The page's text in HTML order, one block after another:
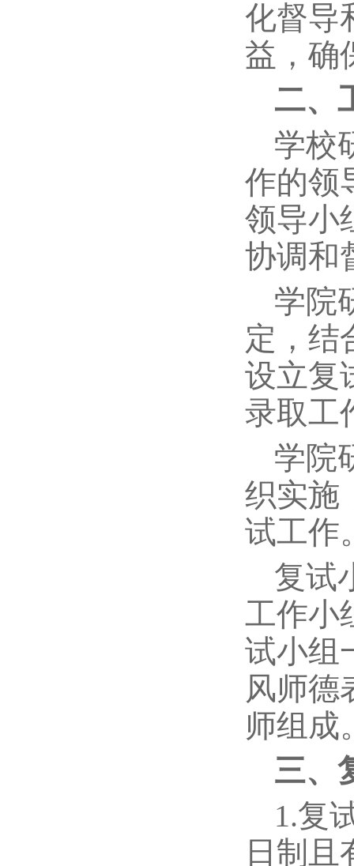
化督导
益，确
二、
学校
作的领
领导小
协调和
学院
定，结
设立复
录取工
学院
织实施
试工作
复试
工作小
试小组
风师德
师组成
三、
1.复
日制